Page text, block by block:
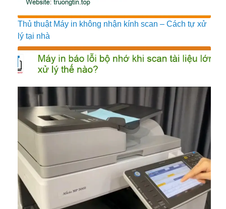
Thủ thuật Máy in không nhận kính scan – Cách tự xử
lý tại nhà